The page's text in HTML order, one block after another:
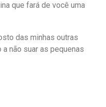
que fará de você uma
das minhas outras
não suar as pequenas